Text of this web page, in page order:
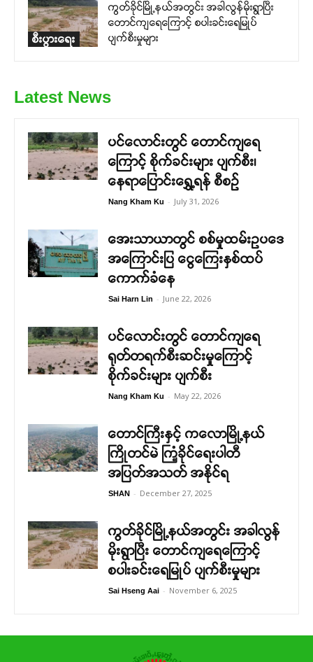
စီးပွားရေး
ကွတ်ခိုင်မြို့နယ်အတွင်း အခါလွန်မိုးရွာပြီး
တောင်ကျရေကြောင့် စပါးခင်းရေမြုပ်
ပျက်စီးမှုများ
Latest News
ပင်လောင်းတွင် တောင်ကျရေ
ကြောင့် စိုက်ခင်းများ ပျက်စီး၊
နေရာပြောင်းရွှေ့ရန် စီစဉ်
Nang Kham Ku - July 31, 2026
အေးသာယာတွင် စစ်မှုထမ်းဥပဒေ
အကြောင်းပြ ငွေကြေးနှစ်ထပ်
ကောက်ခံနေ
Sai Harn Lin - June 22, 2026
ပင်လောင်းတွင် တောင်ကျရေ
ရုတ်တရက်စီးဆင်းမှုကြောင့်
စိုက်ခင်းများ ပျက်စီး
Nang Kham Ku - May 22, 2026
တောင်ကြီးနှင့် ကလောမြို့နယ်
ကြိုတင်မဲ ကြံ့ခိုင်ရေးပါတီ
အပြတ်အသတ် အနိုင်ရ
SHAN - December 27, 2025
ကွတ်ခိုင်မြို့နယ်အတွင်း အခါလွန်
မိုးရွာပြီး တောင်ကျရေကြောင့်
စပါးခင်းရေမြုပ် ပျက်စီးမှုများ
Sai Hseng Aai - November 6, 2025